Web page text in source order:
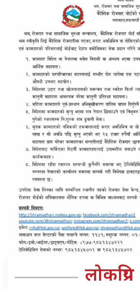
लोकप्रिय